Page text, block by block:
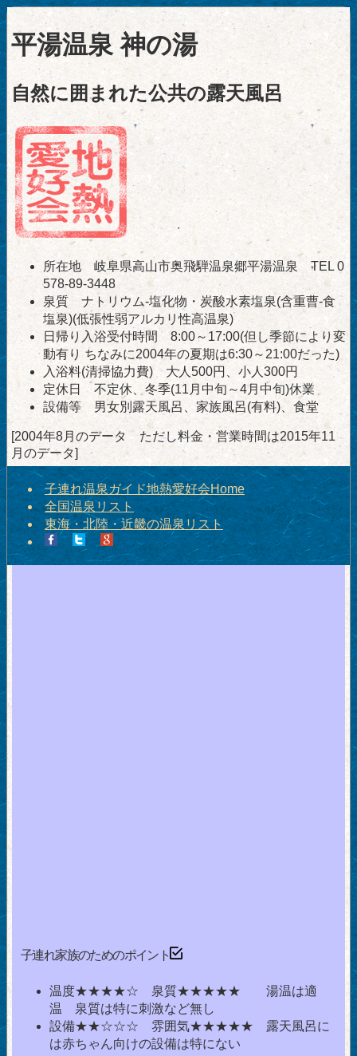
平湯温泉 神の湯
自然に囲まれた公共の露天風呂
所在地 岐阜県高山市奥飛騨温泉郷平湯温泉 TEL 0
578-89-3448
泉質 ナトリウム-塩化物・炭酸水素塩泉(含重曹-食
塩泉)(低張性弱アルカリ性高温泉)
日帰り入浴受付時間 8:00～17:00(但し季節により変
動有り ちなみに2004年の夏期は6:30～21:00だった)
入浴料(清掃協力費) 大人500円、小人300円
定休日 不定休、冬季(11月中旬～4月中旬)休業
設備等 男女別露天風呂、家族風呂(有料)、食堂
[2004年8月のデータ ただし料金・営業時間は2015年11
月のデータ]
子連れ温泉ガイド地熱愛好会Home
全国温泉リスト
東海・北陸・近畿の温泉リスト
子連れ家族のためのポイント
温度★★★★☆ 泉質★★★★★ 湯温は適
温 泉質は特に刺激など無し
設備★★☆☆☆ 雰囲気★★★★★ 露天風呂に
は赤ちゃん向けの設備は特にない